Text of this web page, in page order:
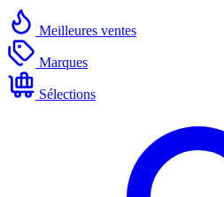
Meilleures ventes
Marques
Sélections